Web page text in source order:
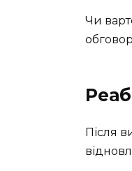
Чи
Після